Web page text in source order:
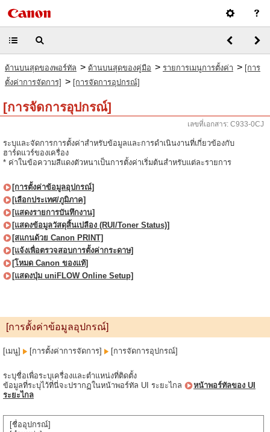
ด้านบนสุดของพอร์ทัล > ด้านบนสุดของคู่มือ > รายการเมนูการตั้งค่า > [การ
ตั้งค่าการจัดการ] > [การจัดการอุปกรณ์]
[การจัดการอุปกรณ์]
เลขที่เอกสาร: C933-0CJ
ระบุและจัดการการตั้งค่าสำหรับข้อมูลและการดำเนินงานที่เกี่ยวข้องกับ
ฮาร์ดแวร์ของเครื่อง
* ค่าในข้อความสีแดงตัวหนาเป็นการตั้งค่าเริ่มต้นสำหรับแต่ละรายการ
[การตั้งค่าข้อมูลอุปกรณ์]
[เลือกประเทศ/ภูมิภาค]
[แสดงรายการบันทึกงาน]
[แสดงข้อมูลวัสดุสิ้นเปลือง (RUI/Toner Status)]
[สแกนด้วย Canon PRINT]
[แจ้งเพื่อตรวจสอบการตั้งค่ากระดาษ]
[โหมด Canon ของแท้]
[แสดงปุ่ม uniFLOW Online Setup]
[การตั้งค่าข้อมูลอุปกรณ์]
[เมนู] [การตั้งค่าการจัดการ] [การจัดการอุปกรณ์]
ระบุชื่อเพื่อระบุเครื่องและตำแหน่งที่ติดตั้ง
ข้อมูลที่ระบุไว้ที่นี่จะปรากฏในหน้าพอร์ทัล UI ระยะไกล
หน้าพอร์ทัลของ UI
ระยะไกล
[ชื่ออุปกรณ์]